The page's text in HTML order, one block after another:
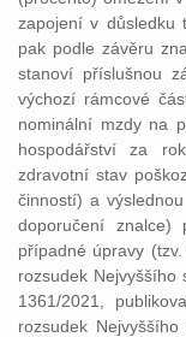
zapojení v důsledku
pak podle závěru
stanoví příslušnou
výchozí rámcové
nominální mzdy na
hospodářství za
zdravotní stav
činností) a
doporučení
případné úpravy
rozsudek
1361/2021,
rozsudek